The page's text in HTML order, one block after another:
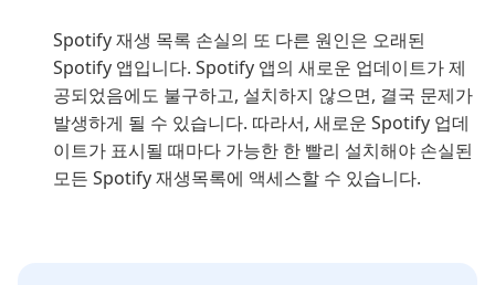
Spotify 재생 목록 손실의 또 다른 원인은 오래된
Spotify 앱입니다. Spotify 앱의 새로운 업데이트가 제
공되었음에도 불구하고, 설치하지 않으면, 결국 문제가
발생하게 될 수 있습니다. 따라서, 새로운 Spotify 업데
이트가 표시될 때마다 가능한 한 빨리 설치해야 손실된
모든 Spotify 재생목록에 액세스할 수 있습니다.